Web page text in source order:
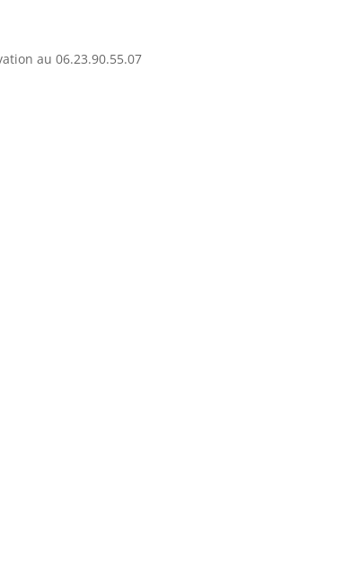
au 06.23.90.55.07